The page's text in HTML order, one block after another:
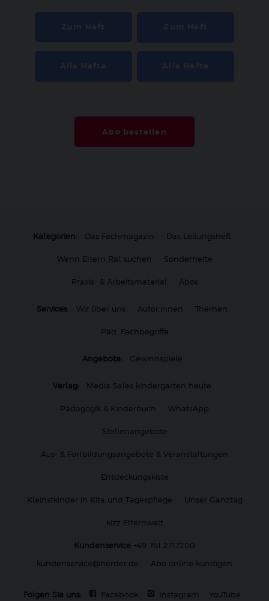
Abo bestellen
Kategorien: Das Fachmagazin Das Leitungsheft
Wenn Eltern Rat suchen Sonderhefte
Praxis- & Arbeitsmaterial Abos
Services: Wir über uns Autor:innen Themen
Päd. Fachbegriffe
Angebote: Gewinnspiele
Verlag: Media Sales kindergarten heute
Pädagogik & Kinderbuch WhatsApp
Stellenangebote
Aus- & Fortbildungsangebote & Veranstaltungen
Entdeckungskiste
Kleinstkinder in Kita und Tagespflege Unser Ganztag
kizz Elternwelt
Kundenservice +49 761 2717200
kundenservice@herder.de
Abo online kündigen
Folgen Sie uns: Facebook Instagram YouTube